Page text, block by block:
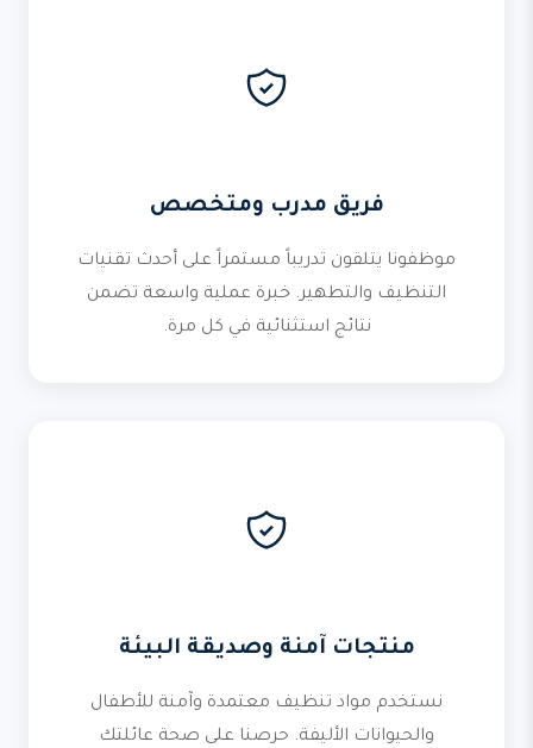
فريق مدرب ومتخصص
موظفونا يتلقون تدريباً مستمراً على أحدث تقنيات
التنظيف والتطهير. خبرة عملية واسعة تضمن
نتائج استثنائية في كل مرة.
منتجات آمنة وصديقة البيئة
نستخدم مواد تنظيف معتمدة وآمنة للأطفال
والحيوانات الأليفة. حرصنا على صحة عائلتك